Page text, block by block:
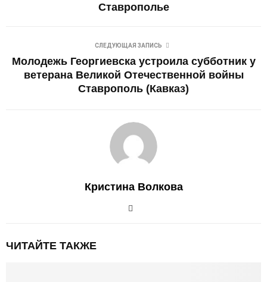
Ставрополье
СЛЕДУЮЩАЯ ЗАПИСЬ
Молодежь Георгиевска устроила субботник у
ветерана Великой Отечественной войны
Ставрополь (Кавказ)
Кристина Волкова
ЧИТАЙТЕ ТАКЖЕ